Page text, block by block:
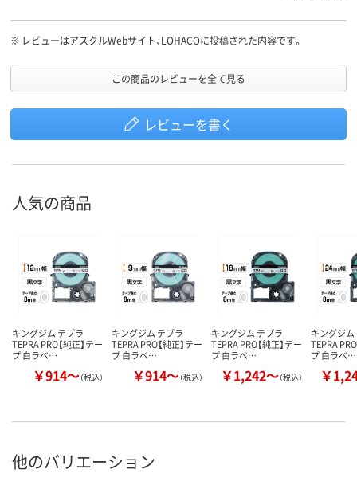
慣れればいいだけのような気がします。
※ レビューはアスクルWebサイト、LOHACOに投稿された内容です。
この商品のレビューを全て見る
レビューを書く
人気の商品
キングジム テプラ
TEPRA PRO【純正】テー
プ 白ラベ…
￥914～（税込）
キングジム テプラ
TEPRA PRO【純正】テー
プ 白ラベ…
￥914～（税込）
キングジム テプラ
TEPRA PRO【純正】テー
プ 白ラベ…
￥1,242～（税込）
キングジム
TEPRA
プ 白ラベ…
￥
他のバリエーション